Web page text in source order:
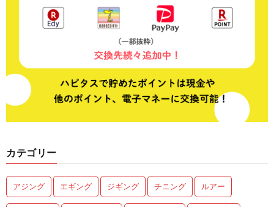
カテゴリー
アジング エギング ジギング チニング ルアー